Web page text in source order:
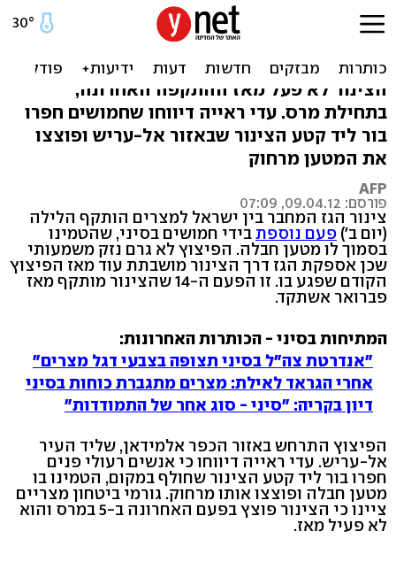
צינור הגז לישראל פוצץ בסיני
הצינור לא פעל מאז ההתקפה האחרונה,
בתחילת מרס. עדי ראייה דיווחו שחמושים חפרו
בור ליד קטע הצינור שבאזור אל-עריש ופוצצו
את המטען מרחוק
AFP
פורסם: 09.04.12, 07:09
צינור הגז המחבר בין ישראל למצרים הותקף הלילה
(יום ב') פעם נוספתבידי חמושים בסיני, שהטמינו
בסמוך לו מטען חבלה. הפיצוץ לא גרם נזק משמעותי
שכן אספקת הגז דרך הצינור מושבתת עוד מאז הפיצוץ
הקודם שפגע בו. זו הפעם ה-14 שהצינור מותקף מאז
פברואר אשתקד.
המתיחות בסיני - הכותרות האחרונות:
"אנדרטת צה"ל בסיני תצופה בצבעי דגל מצרים"
אחרי הגראד לאילת: מצרים מתגברת כוחות בסיני
דיון בקריה: "סיני - סוג אחר של התמודדות"
הפיצוץ התרחש באזור הכפר אלמידאן, שליד העיר
אל-עריש. עדי ראייה דיווחו כי אנשים רעולי פנים
חפרו בור ליד קטע הצינור שחולף במקום, הטמינו בו
מטען חבלה ופוצצו אותו מרחוק. גורמי ביטחון מצריים
ציינו כי הצינור פוצץ בפעם האחרונה ב-5 במרס והוא
לא פעיל מאז.